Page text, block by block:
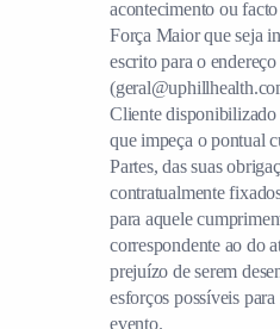
acontecimento ou
Força Maior que seja
escrito para o
Cliente
que impeça o pontual
Partes, das suas
contratualmente
para aquele
correspondente ao do
prejuízo de serem
esforços possíveis
evento.